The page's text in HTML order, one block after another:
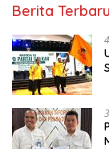
Berita Terbaru